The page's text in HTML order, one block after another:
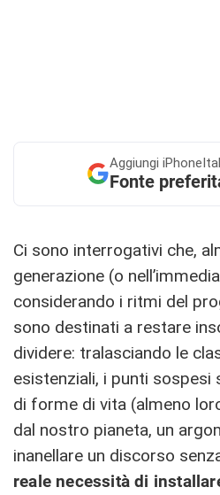
Aggiungi
Fonte
Ci sono interrogativi che,
generazione (o
considerando i ritmi del
sono destinati a restare
dividere: tralasciando le
esistenziali, i punti sospesi
di forme di vita (almeno
dal nostro pianeta, un
inanellare un discorso
reale necessità di